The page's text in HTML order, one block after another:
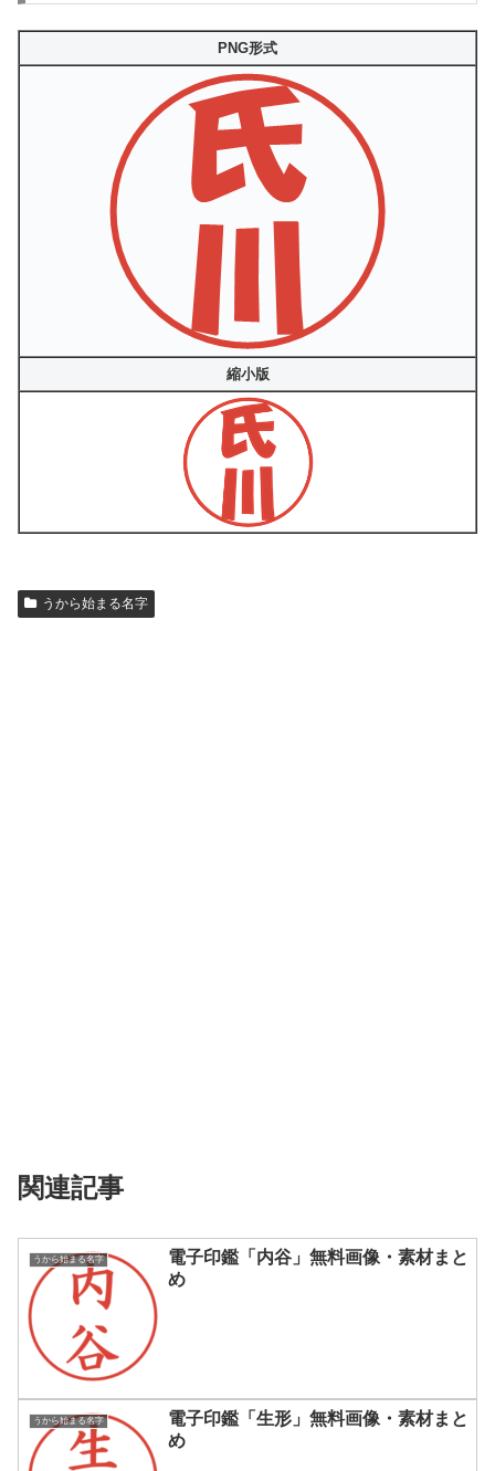
PNG形式
縮小版
うから始まる名字
関連記事
うから始まる名字
電子印鑑「内谷」無料画像・素材まと
め
うから始まる名字
電子印鑑「生形」無料画像・素材まと
め